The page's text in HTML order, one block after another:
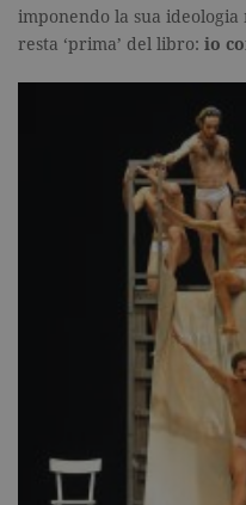
imponendo la sua
resta ‘prima’ del libro: io